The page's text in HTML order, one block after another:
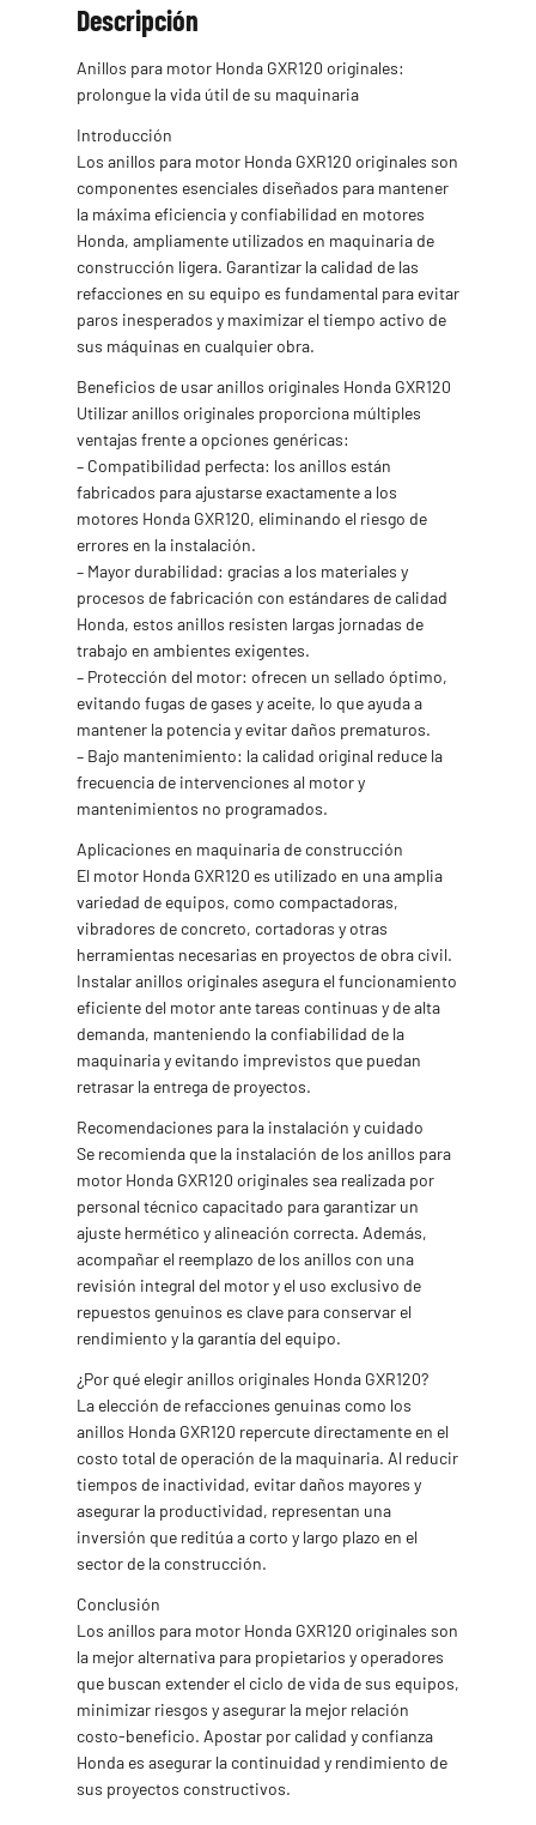
Descripción
Anillos para motor Honda GXR120 originales:
prolongue la vida útil de su maquinaria
Introducción
Los anillos para motor Honda GXR120 originales son
componentes esenciales diseñados para mantener
la máxima eficiencia y confiabilidad en motores
Honda, ampliamente utilizados en maquinaria de
construcción ligera. Garantizar la calidad de las
refacciones en su equipo es fundamental para evitar
paros inesperados y maximizar el tiempo activo de
sus máquinas en cualquier obra.
Beneficios de usar anillos originales Honda GXR120
Utilizar anillos originales proporciona múltiples
ventajas frente a opciones genéricas:
– Compatibilidad perfecta: los anillos están
fabricados para ajustarse exactamente a los
motores Honda GXR120, eliminando el riesgo de
errores en la instalación.
– Mayor durabilidad: gracias a los materiales y
procesos de fabricación con estándares de calidad
Honda, estos anillos resisten largas jornadas de
trabajo en ambientes exigentes.
– Protección del motor: ofrecen un sellado óptimo,
evitando fugas de gases y aceite, lo que ayuda a
mantener la potencia y evitar daños prematuros.
– Bajo mantenimiento: la calidad original reduce la
frecuencia de intervenciones al motor y
mantenimientos no programados.
Aplicaciones en maquinaria de construcción
El motor Honda GXR120 es utilizado en una amplia
variedad de equipos, como compactadoras,
vibradores de concreto, cortadoras y otras
herramientas necesarias en proyectos de obra civil.
Instalar anillos originales asegura el funcionamiento
eficiente del motor ante tareas continuas y de alta
demanda, manteniendo la confiabilidad de la
maquinaria y evitando imprevistos que puedan
retrasar la entrega de proyectos.
Recomendaciones para la instalación y cuidado
Se recomienda que la instalación de los anillos para
motor Honda GXR120 originales sea realizada por
personal técnico capacitado para garantizar un
ajuste hermético y alineación correcta. Además,
acompañar el reemplazo de los anillos con una
revisión integral del motor y el uso exclusivo de
repuestos genuinos es clave para conservar el
rendimiento y la garantía del equipo.
¿Por qué elegir anillos originales Honda GXR120?
La elección de refacciones genuinas como los
anillos Honda GXR120 repercute directamente en el
costo total de operación de la maquinaria. Al reducir
tiempos de inactividad, evitar daños mayores y
asegurar la productividad, representan una
inversión que reditúa a corto y largo plazo en el
sector de la construcción.
Conclusión
Los anillos para motor Honda GXR120 originales son
la mejor alternativa para propietarios y operadores
que buscan extender el ciclo de vida de sus equipos,
minimizar riesgos y asegurar la mejor relación
costo-beneficio. Apostar por calidad y confianza
Honda es asegurar la continuidad y rendimiento de
sus proyectos constructivos.